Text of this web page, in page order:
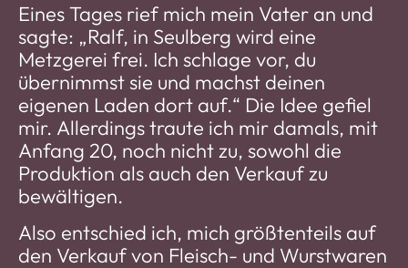
Eines Tages rief mich mein Vater an und
sagte: „Ralf, in Seulberg wird eine
Metzgerei frei. Ich schlage vor, du
übernimmst sie und machst deinen
eigenen Laden dort auf.“ Die Idee gefiel
mir. Allerdings traute ich mir damals, mit
Anfang 20, noch nicht zu, sowohl die
Produktion als auch den Verkauf zu
bewältigen.
Also entschied ich, mich größtenteils auf
den Verkauf von Fleisch- und Wurstwaren